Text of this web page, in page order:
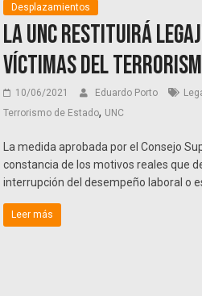
Desplazamientos
La UNC restituirá
víctimas del
10/06/2021 Eduardo Porto
Terrorismo de Estado, UNC
La medida aprobada por el Consejo
constancia de los motivos reales que
interrupción del desempeño laboral o
Leer más